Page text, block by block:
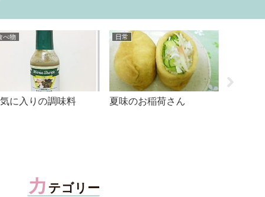
泣けると話題のCM「ね
食べ物
コンビニ限定！ロッテ
カ テゴリー